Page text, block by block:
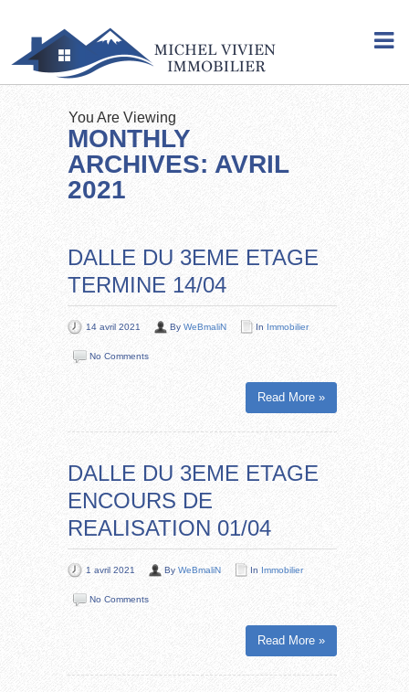
You Are Viewing
MONTHLY
ARCHIVES: AVRIL
2021
DALLE DU 3EME ETAGE
TERMINE 14/04
14 avril 2021 By WeBmaliN In Immobilier
No Comments
Read More »
DALLE DU 3EME ETAGE
ENCOURS DE
REALISATION 01/04
1 avril 2021 By WeBmaliN In Immobilier
No Comments
Read More »